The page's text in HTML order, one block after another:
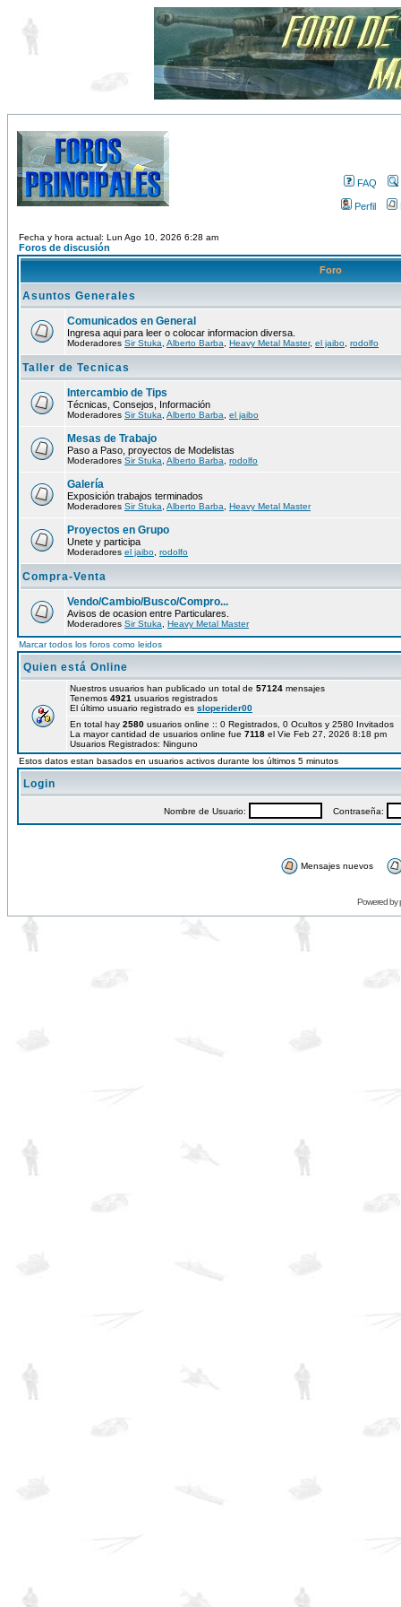
FAQ
Perfil
Fecha y hora actual: Lun Ago 10, 2026 6:28 am
Foros de discusión
Foro
Asuntos Generales
Comunicados en General
Ingresa aqui para leer o colocar informacion diversa.
Moderadores Sir Stuka Alberto Barba Heavy Metal Master, el jaibo rodolfo
Taller de Tecnicas
Intercambio de Tips
Técnicas, Consejos, Información
Moderadores Sir Stuka Alberto Barba el jaibo
Mesas de Trabajo
Paso a Paso, proyectos de Modelistas
Moderadores Sir Stuka Alberto Barba rodolfo
Galería
Exposición trabajos terminados
Moderadores Sir Stuka Alberto Barba Heavy Metal Master
Proyectos en Grupo
Unete y participa
Moderadores el jaibo rodolfo
Compra-Venta
Vendo/Cambio/Busco/Compro...
Avisos de ocasion entre Particulares.
Moderadores Sir Stuka Heavy Metal Master
Marcar todos los foros como leidos
Quien está Online
Nuestros usuarios han publicado un total de 57124 mensajes
Tenemos 4921 usuarios registrados
El último usuario registrado es sloperider00
En total hay 2580 usuarios online :: 0 Registrados, 0 Ocultos y 2580
La mayor cantidad de usuarios online fue 7118 el Vie Feb 27, 2026 8:18 pm
Usuarios Registrados: Ninguno
Estos datos estan basados en usuarios activos durante los últimos 5 minutos
Login
Nombre de Usuario: Contraseña:
Mensajes nuevos
Powered by